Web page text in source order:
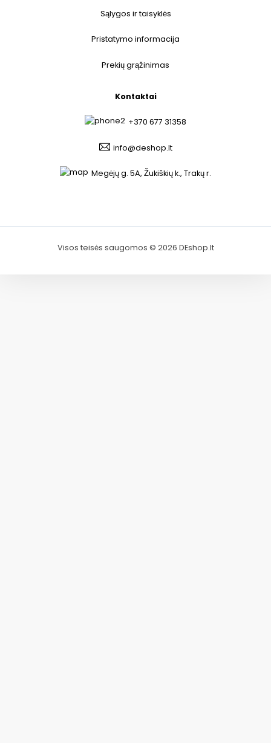
Sąlygos ir taisyklės
Pristatymo informacija
Prekių grąžinimas
Kontaktai
+370 677 31358
info@deshop.lt
Megėjų g. 5A, Žukiškių k., Trakų r.
Visos teisės saugomos © 2026 DEshop.lt